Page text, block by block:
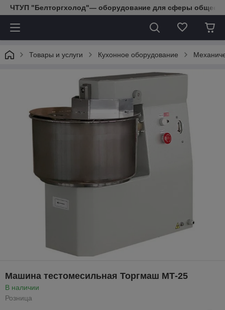
ЧТУП "Белторгхолод"— оборудование для сферы
Товары и услуги Кухонное оборудование
Машина тестомесильная Торгмаш МТ-25
В наличии
Розница